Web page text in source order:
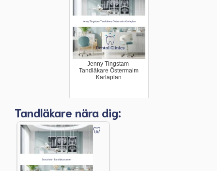
Jenny Tingstam-
Tandläkare Östermalm
Karlaplan
Tandläkare nära dig: